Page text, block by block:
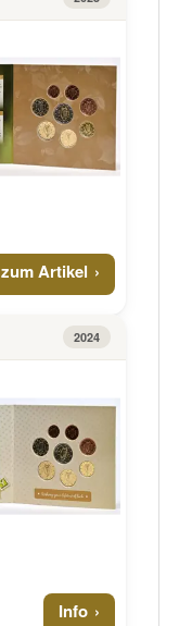
zum Artikel
2024
Info